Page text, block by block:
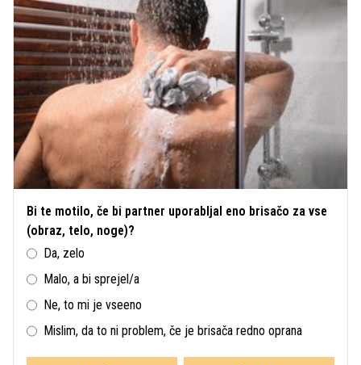
Bi te motilo, če bi partner uporabljal eno brisačo za vse
(obraz, telo, noge)?
Da, zelo
Malo, a bi sprejel/a
Ne, to mi je vseeno
Mislim, da to ni problem, če je brisača redno oprana